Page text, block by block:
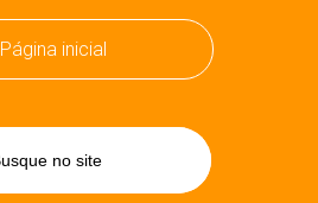
Página inicial